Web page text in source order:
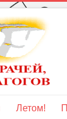
Летом!